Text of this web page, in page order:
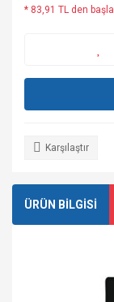
* 83,91 TL den
Karşılaştır
ÜRÜN BİLGİSİ